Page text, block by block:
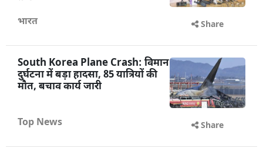
भारत Share
South Korea Plane Crash: विमान
दुर्घटना में बड़ा हादसा, 85 यात्रियों की
मौत, बचाव कार्य जारी
Top News Share